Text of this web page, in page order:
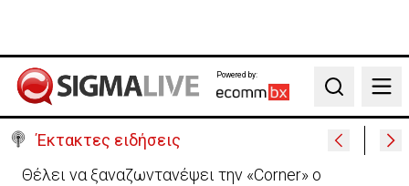
Powered by:
Search
Έκτακτες ειδήσεις
Χειροπέδες σε μοναχό για απόπειρα φόνου-